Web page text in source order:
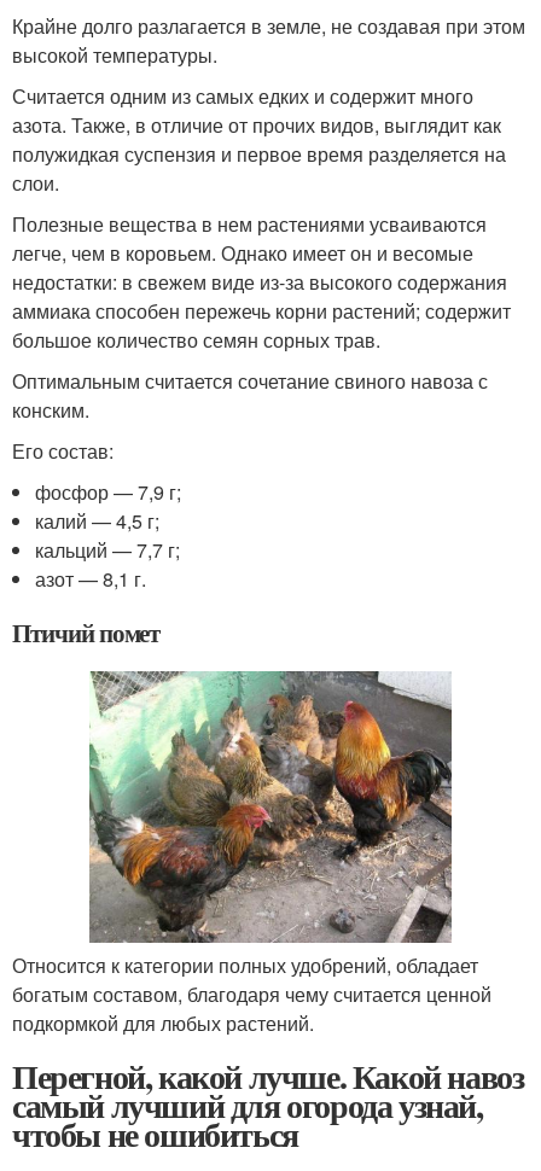
Крайне долго разлагается в земле, не создавая при этом
высокой температуры.
Считается одним из самых едких и содержит много
азота. Также, в отличие от прочих видов, выглядит как
полужидкая суспензия и первое время разделяется на
слои.
Полезные вещества в нем растениями усваиваются
легче, чем в коровьем. Однако имеет он и весомые
недостатки: в свежем виде из-за высокого содержания
аммиака способен пережечь корни растений; содержит
большое количество семян сорных трав.
Оптимальным считается сочетание свиного навоза с
конским.
Его состав:
фосфор — 7,9 г;
калий — 4,5 г;
кальций — 7,7 г;
азот — 8,1 г.
Птичий помет
Относится к категории полных удобрений, обладает
богатым составом, благодаря чему считается ценной
подкормкой для любых растений.
Перегной, какой лучше. Какой навоз
самый лучший для огорода узнай,
чтобы не ошибиться